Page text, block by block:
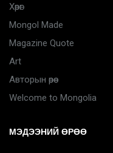
Хөрөг
Mongol Made
Magazine Quote
Art
Авторын өрөө
Welcome to Mongolia
МЭДЭЭНИЙ ӨРӨӨ